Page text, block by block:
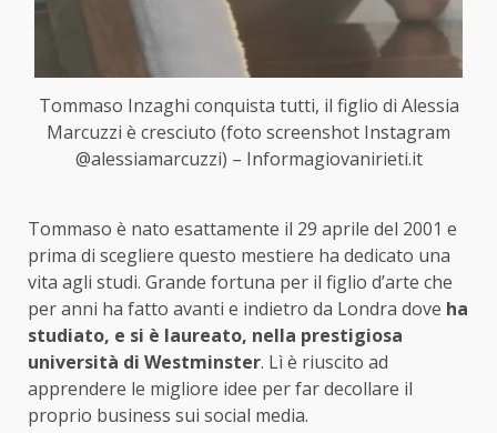
Tommaso Inzaghi conquista tutti, il figlio di Alessia
Marcuzzi è cresciuto (foto screenshot Instagram
@alessiamarcuzzi) – Informagiovanirieti.it
Tommaso è nato esattamente il 29 aprile del 2001 e
prima di scegliere questo mestiere ha dedicato una
vita agli studi. Grande fortuna per il figlio d’arte che
per anni ha fatto avanti e indietro da Londra dove ha
studiato, e si è laureato, nella prestigiosa
università di Westminster. Lì è riuscito ad
apprendere le migliore idee per far decollare il
proprio business sui social media.